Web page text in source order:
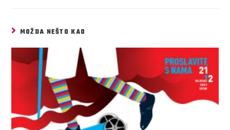
MOŽDA NEŠTO KAO